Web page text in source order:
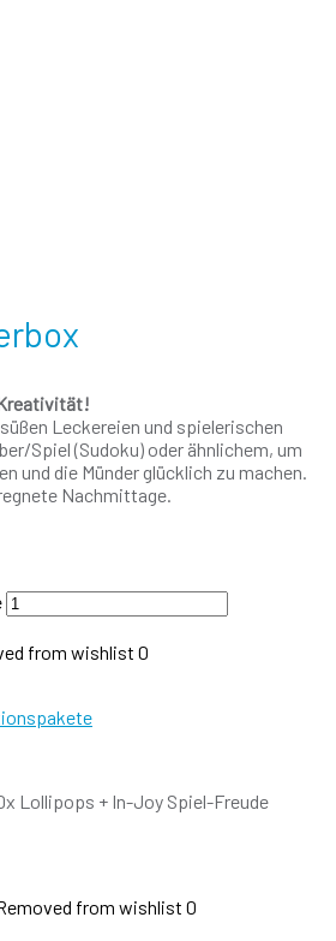
Leckereien und spielerischen
Spiel (Sudoku) oder ähnlichem, um
und die Münder glücklich zu machen.
Nachmittage.
from wishlist 0
Lollipops + In-Joy Spiel-Freude
from wishlist 0